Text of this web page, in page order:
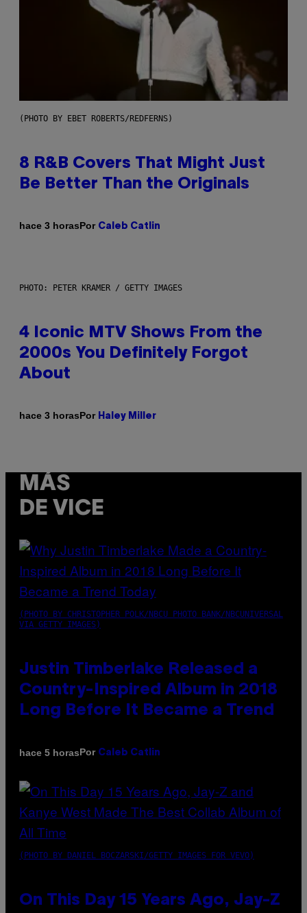
(PHOTO BY EBET ROBERTS/REDFERNS)
8 R&B Covers That Might Just
Be Better Than the Originals
hace 3 horasPor Caleb Catlin
PHOTO: PETER KRAMER / GETTY IMAGES
4 Iconic MTV Shows From the
2000s You Definitely Forgot
About
hace 3 horasPor Haley Miller
MÁS
DE VICE
(PHOTO BY CHRISTOPHER POLK/NBCU PHOTO BANK/NBCUNIVERSAL
VIA GETTY IMAGES)
Justin Timberlake Released a
Country-Inspired Album in 2018
Long Before It Became a Trend
hace 5 horasPor Caleb Catlin
(PHOTO BY DANIEL BOCZARSKI/GETTY IMAGES FOR VEVO)
On This Day 15 Years Ago, Jay-Z